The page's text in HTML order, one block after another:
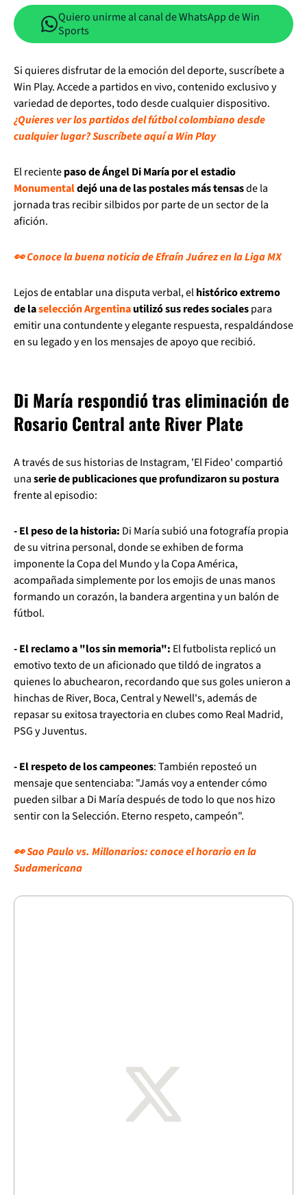
Quiero unirme al canal de WhatsApp de Win
Sports
Si quieres disfrutar de la emoción del deporte, suscríbete a
Win Play. Accede a partidos en vivo, contenido exclusivo y
variedad de deportes, todo desde cualquier dispositivo.
¿Quieres ver los partidos del fútbol colombiano desde
cualquier lugar? Suscríbete aquí a Win Play
El recientepaso de Ángel Di María por el estadio
Monumentaldejó una de las postales más tensasde la
jornada tras recibir silbidos por parte de un sector de la
afición.
👀 Conoce la buena noticia de Efraín Juárez en la Liga MX
Lejos de entablar una disputa verbal, elhistórico extremo
de laselección Argentinautilizó sus redes socialespara
emitir una contundente y elegante respuesta, respaldándose
en su legado y en los mensajes de apoyo que recibió.
Di María respondió tras eliminación de
Rosario Central ante River Plate
A través de sus historias de Instagram, 'El Fideo' compartió
unaserie de publicaciones que profundizaron su postura
frente al episodio:
- El peso de la historia: Di María subió una fotografía propia
de su vitrina personal, donde se exhiben de forma
imponente la Copa del Mundo y la Copa América,
acompañada simplemente por los emojis de unas manos
formando un corazón, la bandera argentina y un balón de
fútbol.
- El reclamo a "los sin memoria": El futbolista replicó un
emotivo texto de un aficionado que tildó de ingratos a
quienes lo abuchearon, recordando que sus goles unieron a
hinchas de River, Boca, Central y Newell's, además de
repasar su exitosa trayectoria en clubes como Real Madrid,
PSG y Juventus.
- El respeto de los campeones: También reposteó un
mensaje que sentenciaba: "Jamás voy a entender cómo
pueden silbar a Di María después de todo lo que nos hizo
sentir con la Selección. Eterno respeto, campeón".
👀 Sao Paulo vs. Millonarios: conoce el horario en la
Sudamericana